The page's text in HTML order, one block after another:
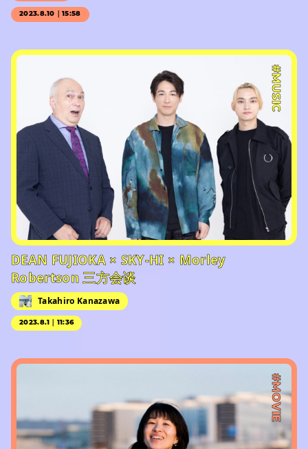
2023.8.10｜15:58
#PR
#MUSIC
DEAN FUJIOKA × SKY-HI × Morley
Robertson 三方会谈
Takahiro Kanazawa
2023.8.1｜11:36
#MOVIE